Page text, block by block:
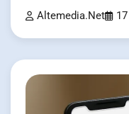
Altemedia.net